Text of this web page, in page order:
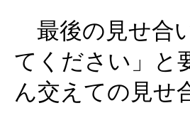
最後の見せ合
てください」と
ん交えての見せ